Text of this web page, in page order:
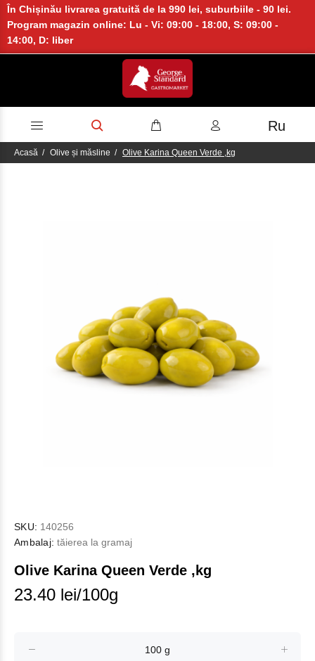
În Chișinău livrarea gratuită de la 990 lei, suburbiile - 90 lei.
Program magazin online: Lu - Vi: 09:00 - 18:00, S: 09:00 -
14:00, D: liber
Ru
Acasă Olive și măsline Olive Karina Queen Verde ,kg
SKU: 140256
Ambalaj: tăierea la gramaj
Olive Karina Queen Verde ,kg
23.40 lei/100g